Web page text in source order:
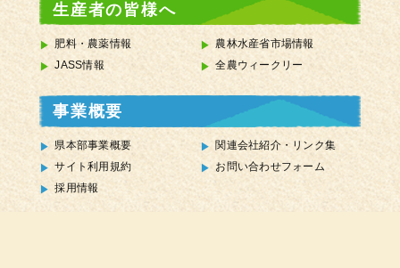
生産者の皆様へ
肥料・農薬情報
農林水産省市場情報
JASS情報
全農ウィークリー
事業概要
県本部事業概要
関連会社紹介・リンク集
サイト利用規約
お問い合わせフォーム
採用情報